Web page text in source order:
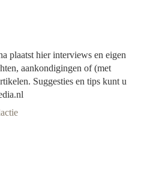
plaatst hier interviews en eigen
aankondigingen of (met
Suggesties en tips kunt u